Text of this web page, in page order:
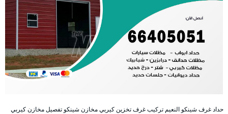
حداد غرف شينكو النعيم تركيب غرف تخزين كيربي مخازن شينكو تفصيل مخازن كيربي